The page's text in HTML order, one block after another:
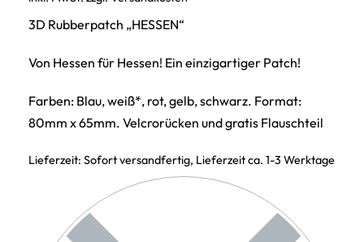
3D Rubberpatch „HESSEN“
Von Hessen für Hessen! Ein einzigartiger Patch!
Farben: Blau, weiß*, rot, gelb, schwarz. Format:
80mm x 65mm. Velcrorücken und gratis Flauschteil
Lieferzeit: Sofort versandfertig, Lieferzeit ca. 1-3 Werktage